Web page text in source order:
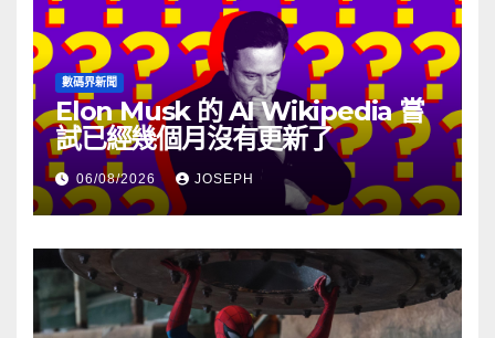
數碼界新聞
Elon Musk 的 AI Wikipedia 嘗
試已經幾個月沒有更新了
06/08/2026 JOSEPH